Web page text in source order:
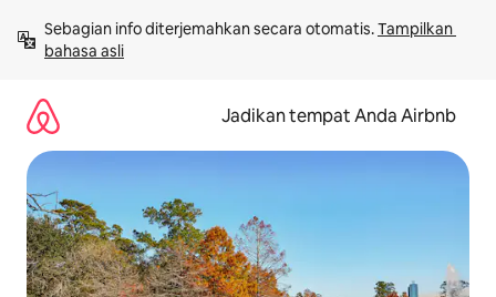
langsung
lihat
Sebagian info diterjemahkan secara otomatis. Tampilkan
bahasa asli
Jadikan tempat Anda Airbnb